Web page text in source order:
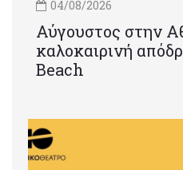
04/08/2026
Αύγουστος στην
καλοκαιρινή
Beach